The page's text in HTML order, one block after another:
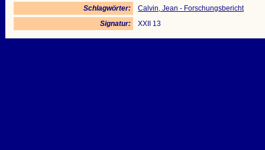
Schlagwörter:
Calvin, Jean - Forschungsbericht
Signatur:
XXII 13